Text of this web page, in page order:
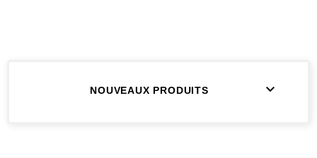
NOUVEAUX PRODUITS 